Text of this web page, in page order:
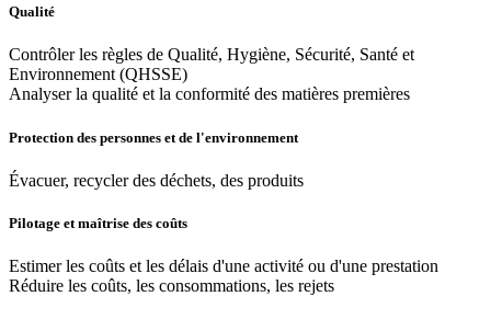
Qualité
Contrôler les règles de Qualité, Hygiène, Sécurité, Santé et
Environnement (QHSSE)
Analyser la qualité et la conformité des matières premières
Protection des personnes et de l'environnement
Évacuer, recycler des déchets, des produits
Pilotage et maîtrise des coûts
Estimer les coûts et les délais d'une activité ou d'une prestation
Réduire les coûts, les consommations, les rejets